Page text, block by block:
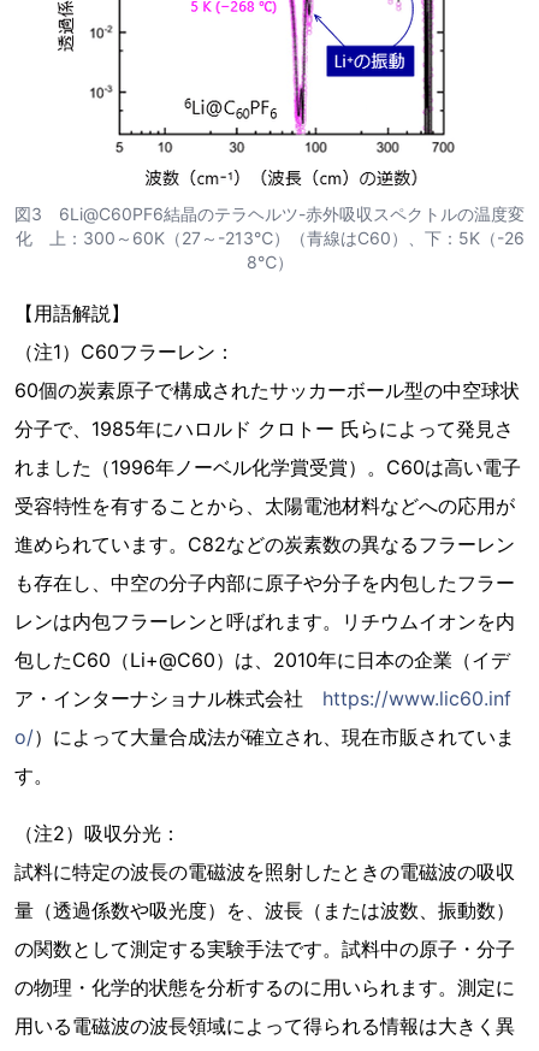
図3 6Li@C60PF6結晶のテラヘルツ-赤外吸収スペクトルの温度変
化 上：300～60K（27～-213℃）（青線はC60）、下：5K（-26
8℃）
【用語解説】
（注1）C60フラーレン：
60個の炭素原子で構成されたサッカーボール型の中空球状
分子で、1985年にハロルド クロトー 氏らによって発見さ
れました（1996年ノーベル化学賞受賞）。C60は高い電子
受容特性を有することから、太陽電池材料などへの応用が
進められています。C82などの炭素数の異なるフラーレン
も存在し、中空の分子内部に原子や分子を内包したフラー
レンは内包フラーレンと呼ばれます。リチウムイオンを内
包したC60（Li+@C60）は、2010年に日本の企業（イデ
ア・インターナショナル株式会社 https://www.lic60.inf
o/）によって大量合成法が確立され、現在市販されていま
す。
（注2）吸収分光：
試料に特定の波長の電磁波を照射したときの電磁波の吸収
量（透過係数や吸光度）を、波長（または波数、振動数）
の関数として測定する実験手法です。試料中の原子・分子
の物理・化学的状態を分析するのに用いられます。測定に
用いる電磁波の波長領域によって得られる情報は大きく異